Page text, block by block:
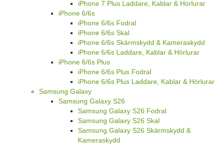
iPhone 7 Plus Laddare, Kablar & Hörlurar
iPhone 6/6s
iPhone 6/6s Fodral
iPhone 6/6s Skal
iPhone 6/6s Skärmskydd & Kameraskydd
iPhone 6/6s Laddare, Kablar & Hörlurar
iPhone 6/6s Plus
iPhone 6/6s Plus Fodral
iPhone 6/6s Plus Laddare, Kablar & Hörlurar
Samsung Galaxy
Samsung Galaxy S26
Samsung Galaxy S26 Fodral
Samsung Galaxy S26 Skal
Samsung Galaxy S26 Skärmskydd &
Kameraskydd